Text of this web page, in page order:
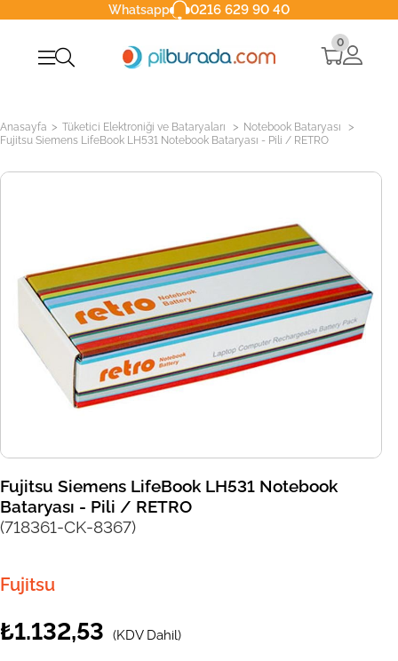
Whatsapp 0216 629 90 40
0
Anasayfa > Tüketici Elektroniği ve Bataryaları > Notebook Bataryası >
Fujitsu Siemens LifeBook LH531 Notebook Bataryası - Pili / RETRO
Fujitsu Siemens LifeBook LH531 Notebook
Bataryası - Pili / RETRO
(718361-CK-8367)
Fujitsu
₺1.132,53 (KDV Dahil)